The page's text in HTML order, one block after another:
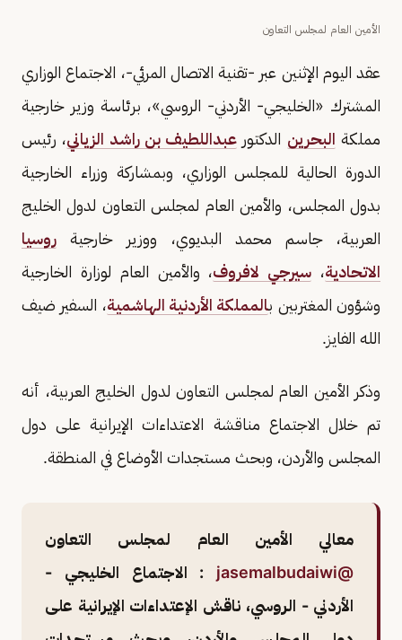
الأمين العام لمجلس التعاون
عقد اليوم الإثنين عبر -تقنية الاتصال المرئي-، الاجتماع الوزاري
المشترك «الخليجي- الأردني- الروسي»، برئاسة وزير خارجية
مملكة البحرين الدكتور عبداللطيف بن راشد الزياني، رئيس
الدورة الحالية للمجلس الوزاري، وبمشاركة وزراء الخارجية
بدول المجلس، والأمين العام لمجلس التعاون لدول الخليج
العربية، جاسم محمد البديوي، ووزير خارجية روسيا
الاتحادية، سيرجي لافروف، والأمين العام لوزارة الخارجية
وشؤون المغتربين بالمملكة الأردنية الهاشمية، السفير ضيف
الله الفايز.
وذكر الأمين العام لمجلس التعاون لدول الخليج العربية، أنه
تم خلال الاجتماع مناقشة الاعتداءات الإيرانية على دول
المجلس والأردن، وبحث مستجدات الأوضاع في المنطقة.​
معالي الأمين العام لمجلس التعاون
@jasemalbudaiwi
: الاجتماع الخليجي -
الأردني - الروسي، ناقش الإعتداءات الإيرانية على